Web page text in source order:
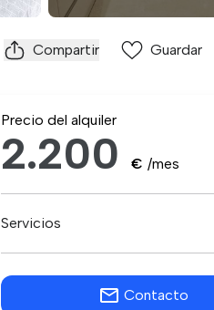
Compartir Guardar
Precio del alquiler
2.200 € /mes
Servicios
Contacto